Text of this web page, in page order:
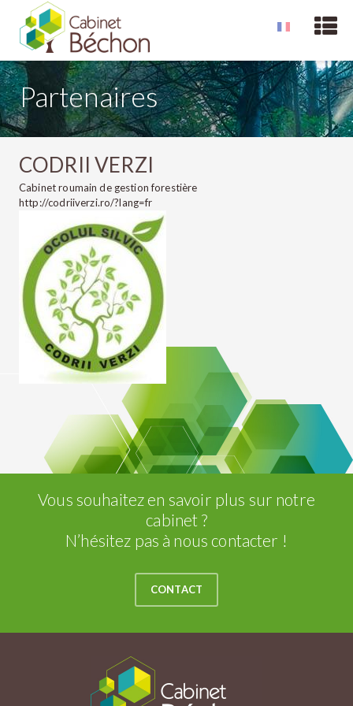
Partenaires
CODRII VERZI
Cabinet roumain de gestion forestière
http://codriiverzi.ro/?lang=fr
Vous souhaitez en savoir plus sur notre
cabinet ?
N’hésitez pas à nous contacter !
CONTACT